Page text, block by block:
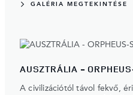
GALÉRIA MEGTEKINTÉSE
AUSZTRÁLIA -
A civilizációtól távol fekvő,